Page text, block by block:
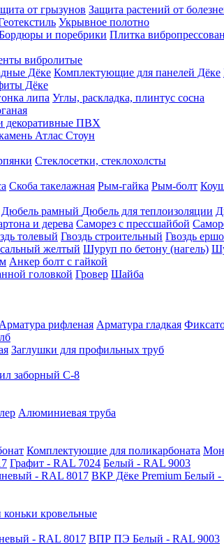
от грызунов Защита растений от
Укрывное полотно
и поребрики Плитка
вибролитые
Дёке Комплектующие для панелей Дёке
Дёке
липа Углы, раскладка, плинтус сосна
декоративные ПВХ
Атлас Стоун
Стеклосетки, стеклохолсты
Скоба такелажная Рым-гайка Рым-болт
Дюбель рамный Дюбель для теплоизоляции
и дерева Саморез с прессшайбой
толевый Гвоздь строительный Гвоздь
желтый Шуруп по бетону (нагель)
Анкер болт с гайкой
головкой Гровер Шайба
Арматура рифленая Арматура гладкая
Заглушки для профильных труб
заборный С-8
Алюминиевая труба
Комплектующие для поликарбоната
Графит - RAL 7024 Белый - RAL 9003
- RAL 8017 ВКР Дёке Premium Белый -
кровельные
- RAL 8017 ВПР ПЭ Белый - RAL 9003